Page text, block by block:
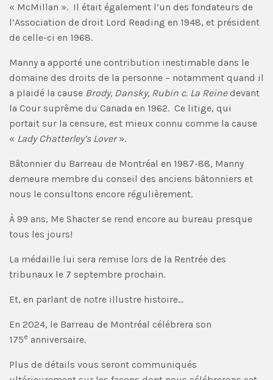
« McMillan ». Il était également l’un des fondateurs de
l’Association de droit Lord Reading en 1948, et président
de celle-ci en 1968.
Manny a apporté une contribution inestimable dans le
domaine des droits de la personne – notamment quand il
a plaidé la cause Brody, Dansky, Rubin c. La Reinedevant
la Cour suprême du Canada en 1962. Ce litige, qui
portait sur la censure, est mieux connu comme la cause
« Lady Chatterley’s Lover».
Bâtonnier du Barreau de Montréal en 1987-88, Manny
demeure membre du conseil des anciens bâtonniers et
nous le consultons encore régulièrement.
À 99 ans, Me Shacter se rend encore au bureau presque
tous les jours!
La médaille lui sera remise lors de la Rentrée des
tribunaux le 7 septembre prochain.
Et, en parlant de notre illustre histoire…
En 2024, le Barreau de Montréal célébrera son
175e anniversaire.
Plus de détails vous seront communiqués